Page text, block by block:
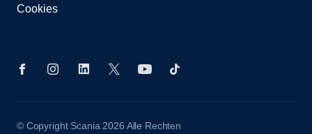
Cookies
© Copyright Scania 2026 Alle Rechten